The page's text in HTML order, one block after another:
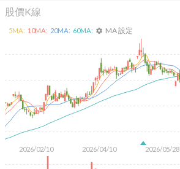
股價K線
2026/02/10 2026/04/10 2026/05/28
5MA: 10MA: 20MA: 60MA: settings MA 設定